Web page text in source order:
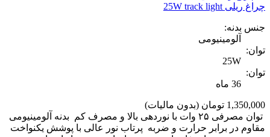
چراغ ریلی 25W track light
جنس بدنه:
آلومینیومی
توان:
25W
توان:
36 ماه
1,350,000 تومان
(بدون مالیات)
توان مصرفی ۲۵ وات با نوردهی بالا و مصرف کم بدنه آلومینیومی
مقاوم در برابر حرارت و ضربه پرتاب نور عالی با پوشش یکنواخت